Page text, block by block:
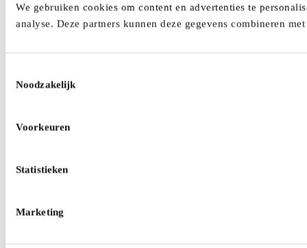
We gebruiken cookies om content en advertenties te
analyse. Deze partners kunnen deze gegevens combineren
Noodzakelijk
Voorkeuren
Statistieken
Marketing